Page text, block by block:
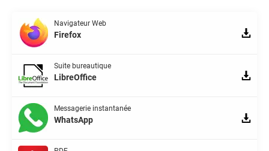
Navigateur Web
Firefox
Suite bureautique
LibreOffice
Messagerie instantanée
WhatsApp